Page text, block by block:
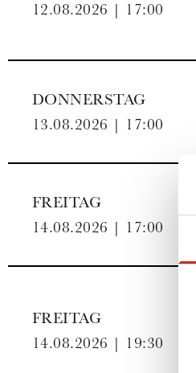
12.08.2026 | 17:00
DONNERSTAG
13.08.2026 | 17:00
FREITAG
14.08.2026 | 17:00
FREITAG
14.08.2026 | 19:30